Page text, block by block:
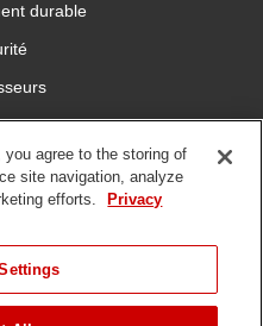
durable
avec nous
you agree to the storing of
site navigation, analyze
efforts.
Privacy